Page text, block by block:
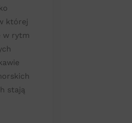
której
w rytm
stają